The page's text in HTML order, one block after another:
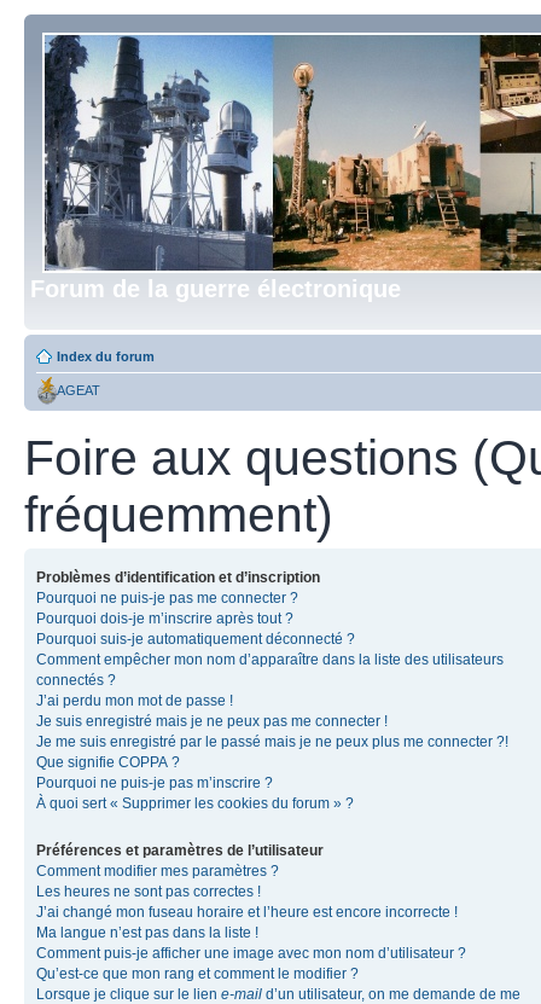
Forum de la guerre électronique
Index du forum
AGEAT
Foire aux questions
fréquemment)
Problèmes d’identification et d’inscription
Pourquoi ne puis-je pas me connecter ?
Pourquoi dois-je m’inscrire après tout ?
Pourquoi suis-je automatiquement déconnecté ?
Comment empêcher mon nom d’apparaître dans la liste des utilisateurs
connectés ?
J’ai perdu mon mot de passe !
Je suis enregistré mais je ne peux pas me connecter !
Je me suis enregistré par le passé mais je ne peux plus me connecter ?!
Que signifie COPPA ?
Pourquoi ne puis-je pas m’inscrire ?
À quoi sert « Supprimer les cookies du forum » ?
Préférences et paramètres de l’utilisateur
Comment modifier mes paramètres ?
Les heures ne sont pas correctes !
J’ai changé mon fuseau horaire et l’heure est encore incorrecte !
Ma langue n’est pas dans la liste !
Comment puis-je afficher une image avec mon nom d’utilisateur ?
Qu’est-ce que mon rang et comment le modifier ?
Lorsque je clique sur le lien e-mail d’un utilisateur, on me demande de me